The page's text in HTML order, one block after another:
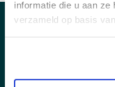
informatie die u aan
verzameld op basis
Kennismaken